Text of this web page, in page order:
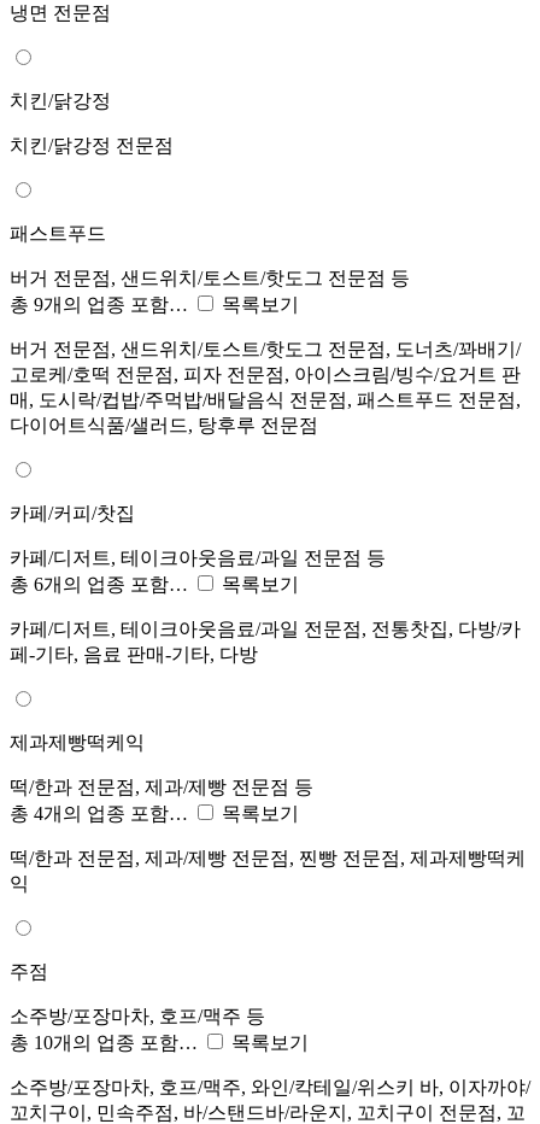
냉면 전문점
치킨/닭강정
치킨/닭강정 전문점
패스트푸드
버거 전문점, 샌드위치/토스트/핫도그 전문점 등
총 9개의 업종 포함…
목록보기
버거 전문점, 샌드위치/토스트/핫도그 전문점, 도너츠/꽈배기/
고로케/호떡 전문점, 피자 전문점, 아이스크림/빙수/요거트 판
매, 도시락/컵밥/주먹밥/배달음식 전문점, 패스트푸드 전문점,
다이어트식품/샐러드, 탕후루 전문점
카페/커피/찻집
카페/디저트, 테이크아웃음료/과일 전문점 등
총 6개의 업종 포함…
목록보기
카페/디저트, 테이크아웃음료/과일 전문점, 전통찻집, 다방/카
페-기타, 음료 판매-기타, 다방
제과제빵떡케익
떡/한과 전문점, 제과/제빵 전문점 등
총 4개의 업종 포함…
목록보기
떡/한과 전문점, 제과/제빵 전문점, 찐빵 전문점, 제과제빵떡케
익
주점
소주방/포장마차, 호프/맥주 등
총 10개의 업종 포함…
목록보기
소주방/포장마차, 호프/맥주, 와인/칵테일/위스키 바, 이자까야/
꼬치구이, 민속주점, 바/스탠드바/라운지, 꼬치구이 전문점, 꼬